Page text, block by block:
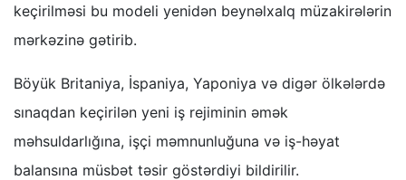
keçirilməsi bu modeli yenidən beynəlxalq müzakirələrin
mərkəzinə gətirib.
Böyük Britaniya, İspaniya, Yaponiya və digər ölkələrdə
sınaqdan keçirilən yeni iş rejiminin əmək
məhsuldarlığına, işçi məmnunluğuna və iş-həyat
balansına müsbət təsir göstərdiyi bildirilir.